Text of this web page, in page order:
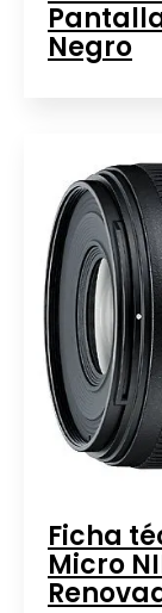
Negro
Ficha
Micro